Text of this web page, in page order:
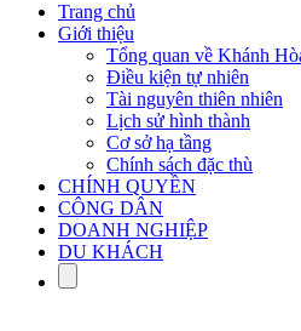
Trang chủ
Giới thiệu
Tổng quan về Khánh
Điều kiện tự nhiên
Tài nguyên thiên nhiên
Lịch sử hình thành
Cơ sở hạ tầng
Chính sách đặc thù
CHÍNH QUYỀN
CÔNG DÂN
DOANH NGHIỆP
DU KHÁCH